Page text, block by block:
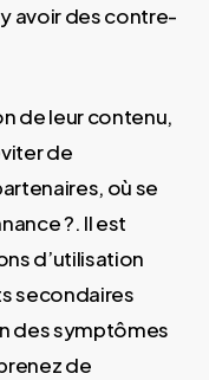
avoir des contre-
de leur contenu,
de
où se
?. Il est
d’utilisation
secondaires
des symptômes
de